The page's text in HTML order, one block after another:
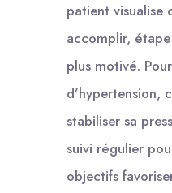
patient visualise
accomplir,
plus motivé.
d’hypertension,
stabiliser sa
suivi régulier
objectifs